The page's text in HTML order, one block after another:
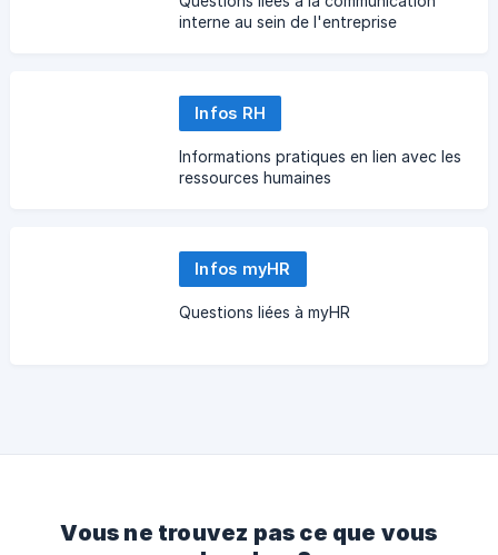
interne au sein de l'entreprise
Infos RH
Informations pratiques en lien avec les
ressources humaines
Infos myHR
Questions liées à myHR
Vous ne trouvez pas ce que vous